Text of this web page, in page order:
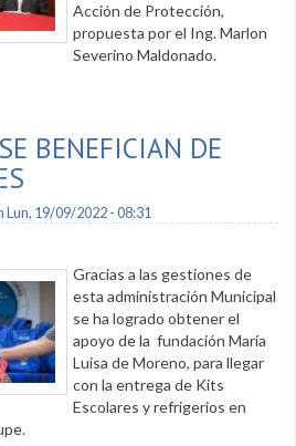
Acción de Protección,
propuesta por el Ing. Marlon
Severino Maldonado.
BENEFICIAN DE
Lun, 19/09/2022 - 08:31
Gracias a las gestiones de
esta administración Municipal
se ha logrado obtener el
apoyo de la fundación María
Luisa de Moreno, para llegar
con la entrega de Kits
Escolares y refrigerios en